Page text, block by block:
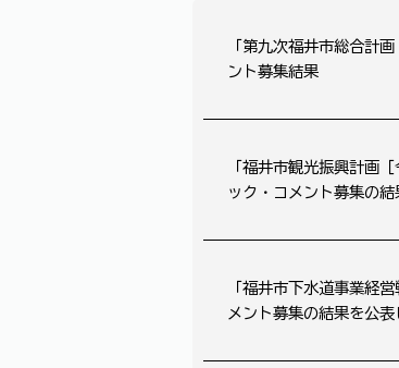
「第九次福井市総合計
ント募集結果
「福井市観光振興計画
ック・コメント募集の結
「福井市下水道事業経
メント募集の結果を公表